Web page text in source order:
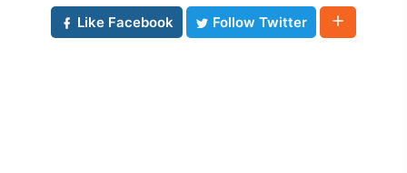
Like Facebook
Follow Twitter